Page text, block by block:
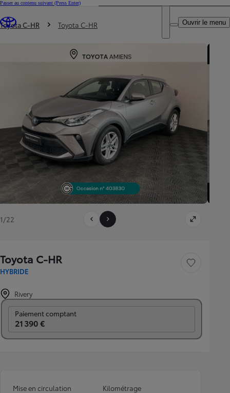
Passer au contenu suivant (Press Enter)
Trouvez un partenaire Toyota
DEALER NAME
Ouvrir le menu
Vous êtes ici
Toyota C-HR Toyota C-HR
1/22
Toyota C-HR
HYBRIDE
Sauvegarder le
Rivery
Paiement comptant
21 390 €
Mise en circulation
Kilométrage